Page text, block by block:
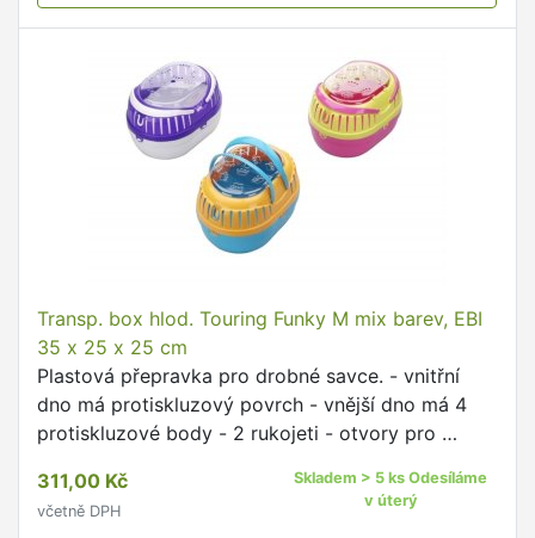
Transp. box hlod. Touring Funky M mix barev, EBI
35 x 25 x 25 cm
Plastová přepravka pro drobné savce. - vnitřní
dno má protiskluzový povrch - vnější dno má 4
protiskluzové body - 2 rukojeti - otvory pro …
311,00 Kč
včetně DPH
Skladem > 5 ks Odesíláme
v úterý